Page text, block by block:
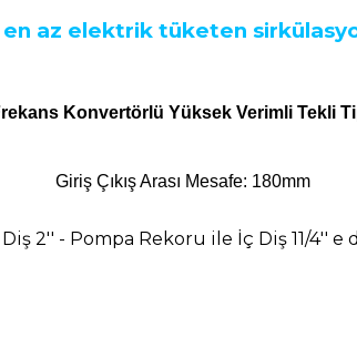
en az elektrik tüketen
Konvertörlü Yüksek Verimli Tekli
Giriş Çıkış Arası Mesafe: 180mm
Diş 2'' - Pompa Rekoru ile İç Diş 11/4'' e